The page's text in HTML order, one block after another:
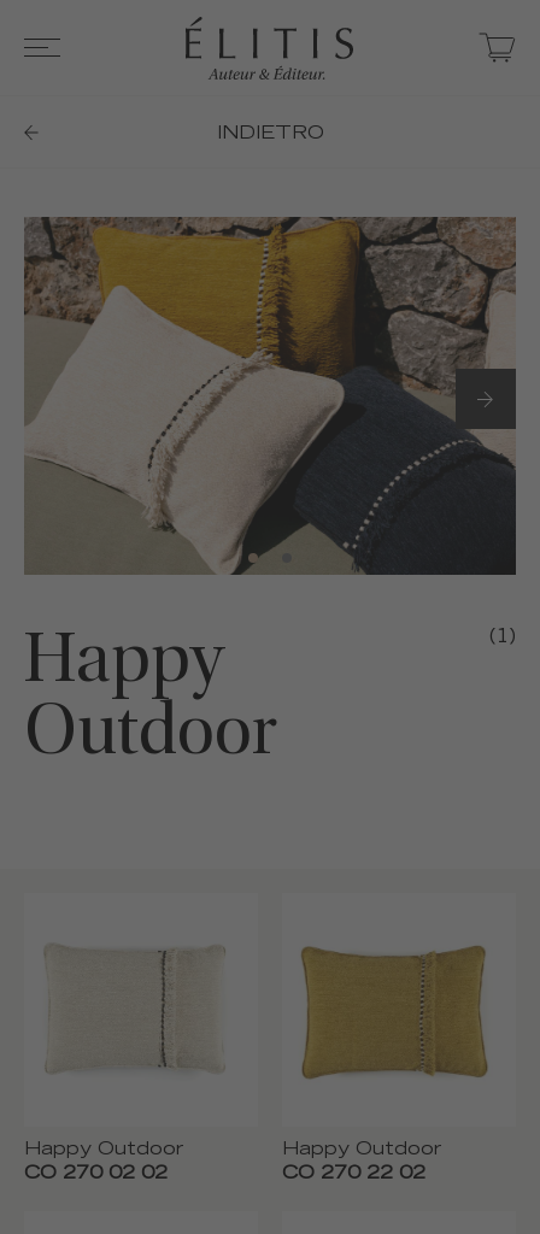
INDIETRO
Happy
Outdoor
(1)
Happy Outdoor
CO 270 02 02
Happy Outdoor
CO 270 22 02